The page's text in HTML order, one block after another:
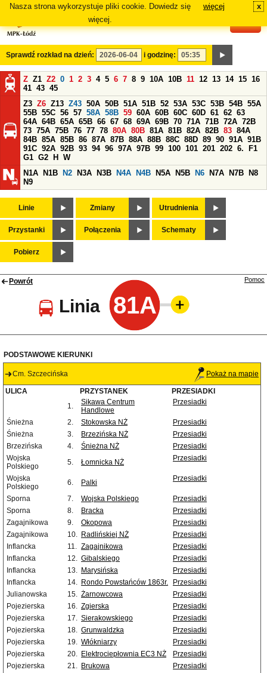
Nasza strona wykorzystuje pliki cookie. Dowiedz się
więcej.
więcej x
Sprawdź rozkład na dzień: i godzinę:
Z Z1 Z2 0 1 2 3 4 5 6 7 8 9 10A 10B 11 12 13 14 15 16
41 43 45
Z3 Z6 Z13 Z43 50A 50B 51A 51B 52 53A 53C 53B 54B 55A
55B 55C 56 57 58A 58B 59 60A 60B 60C 60D 61 62 63
64A 64B 65A 65B 66 67 68 69A 69B 70 71A 71B 72A 72B
73 75A 75B 76 77 78 80A 80B 81A 81B 82A 82B 83 84A
84B 85A 85B 86 87A 87B 88A 88B 88C 88D 89 90 91A 91B
91C 92A 92B 93 94 96 97A 97B 99 100 101 201 202 6.
F1
G1 G2 H
W
N1A
N1B N2 N3A N3B N4A N4B N5A N5B N6 N7A N7B
N8
N9
Linie Zmiany Utrudnienia
Przystanki Połączenia Schematy
Pobierz
Powrót
Linia 81A
Pomoc
PODSTAWOWE KIERUNKI
Cm. Szczecińska Pokaż na mapie
ULICA PRZYSTANEK
PRZESIADKI
1.
Sikawa Centrum
Handlowe
Przesiadki
Śnieżna 2. Stokowska NŻ
Przesiadki
Śnieżna
3. Brzezińska NŻ
Przesiadki
Brzezińska
4. Śnieżna NŻ
Przesiadki
Wojska
Polskiego
5. Łomnicka NŻ Przesiadki
Wojska
Polskiego
6. Palki Przesiadki
Sporna 7. Wojska Polskiego
Przesiadki
Sporna
8. Bracka
Przesiadki
Zagajnikowa
9. Okopowa
Przesiadki
Zagajnikowa
10. Radlińskiej NŻ
Przesiadki
Inflancka
11. Zagajnikowa
Przesiadki
Inflancka
12. Gibalskiego
Przesiadki
Inflancka
13. Marysińska
Przesiadki
Inflancka
14. Rondo Powstańców 1863r.
Przesiadki
Julianowska
15. Żarnowcowa
Przesiadki
Pojezierska
16. Zgierska
Przesiadki
Pojezierska
17. Sierakowskiego
Przesiadki
Pojezierska
18. Grunwaldzka
Przesiadki
Pojezierska
19. Włókniarzy
Przesiadki
Pojezierska
20. Elektrociepłownia EC3 NŻ
Przesiadki
Pojezierska
21. Brukowa
Przesiadki